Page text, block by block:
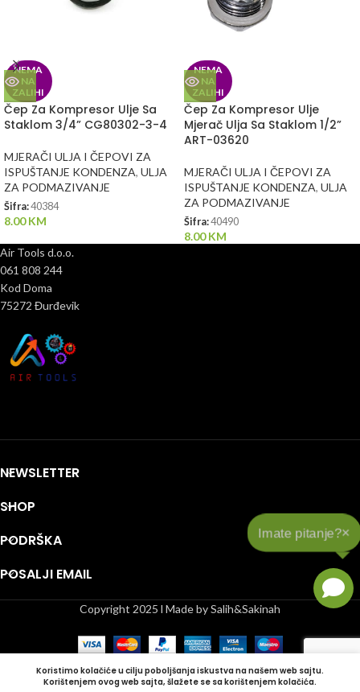
NEMA
NA
ZALIHI
Čep Za Kompresor Ulje Sa
Staklom 3/4” CG80302-3-4
MJERAČI ULJA I ČEPOVI ZA
ISPUŠTANJE KONDENZA, ULJA
ZA PODMAZIVANJE
Šifra:40384
8.00KM
NEMA
NA
ZALIHI
Čep Za Kompresor Ulje
Mjerač Ulja Sa Staklom 1/2”
ART-03620
MJERAČI ULJA I ČEPOVI ZA
ISPUŠTANJE KONDENZA, ULJA
ZA PODMAZIVANJE
Šifra:40490
8.00KM
Air Tools d.o.o.
061 808 244
Kod Doma
75272 Đurđevik
NEWSLETTER
SHOP
PODRŠKA
POSALJI EMAIL
Copyright 2025 l Made by Salih&Sakinah
Lista željaKorpaMoj račun
Bočna Traka
Koristimo kolačiće u cilju poboljšanja iskustva na našem web sajtu.
Korištenjem ovog web sajta, šlažete se sa korištenjem kolačića.
Imate pitanje? ×